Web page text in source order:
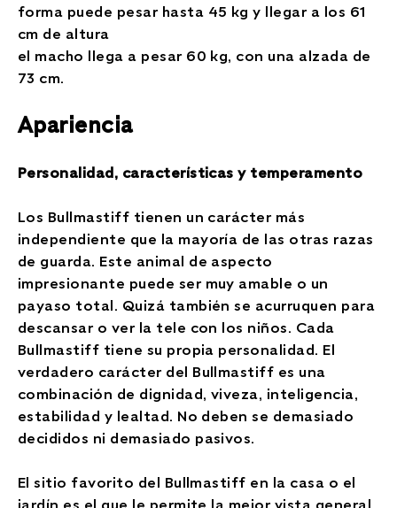
forma puede pesar hasta 45 kg y llegar a los 61
cm de altura
el macho llega a pesar 60 kg, con una alzada de
73 cm.
Apariencia
Personalidad, características y temperamento
Los Bullmastiff tienen un carácter más
independiente que la mayoría de las otras razas
de guarda. Este animal de aspecto
impresionante puede ser muy amable o un
payaso total. Quizá también se acurruquen para
descansar o ver la tele con los niños. Cada
Bullmastiff tiene su propia personalidad. El
verdadero carácter del Bullmastiff es una
combinación de dignidad, viveza, inteligencia,
estabilidad y lealtad. No deben se demasiado
decididos ni demasiado pasivos.
El sitio favorito del Bullmastiff en la casa o el
jardín es el que le permite la mejor vista general